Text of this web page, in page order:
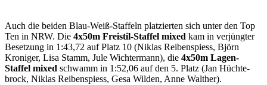
Auch die beiden Blau-Weiß-Staffeln platzierten sich unter den Top
Ten in NRW. Die 4x50m Freistil-Staffel mixed kam in ver­jüngter
Besetzung in 1:43,72 auf Platz 10 (Niklas Reibenspiess, Björn
Kroniger, Lisa Stamm, Jule Wichter­mann), die 4x50m Lagen-
Staffel mixed schwamm in 1:52,06 auf den 5. Platz (Jan Hüchte­
brock, Niklas Reiben­spiess, Gesa Wilden, Anne Walther).